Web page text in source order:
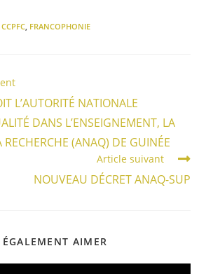
CCPFC FRANCOPHONIE
L’AUTORITÉ NATIONALE
DANS L’ENSEIGNEMENT, LA
RECHERCHE (ANAQ) DE GUINÉE
Article suivant
NOUVEAU DÉCRET ANAQ-SUP
AIMER